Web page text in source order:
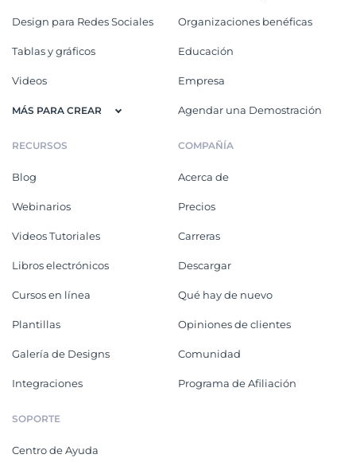
Design para Redes Sociales
Tablas y gráficos
Videos
MÁS PARA CREAR
Organizaciones benéficas
Educación
Empresa
Agendar una Demostración
RECURSOS
Blog
Webinarios
Videos Tutoriales
Libros electrónicos
Cursos en línea
Plantillas
Galería de Designs
Integraciones
COMPAÑÍA
Acerca de
Precios
Carreras
Descargar
Qué hay de nuevo
Opiniones de clientes
Comunidad
Programa de Afiliación
SOPORTE
Centro de Ayuda